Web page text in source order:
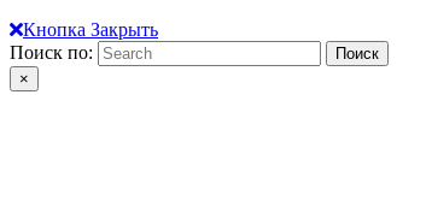
Кнопка Закрыть
Поиск по:
×